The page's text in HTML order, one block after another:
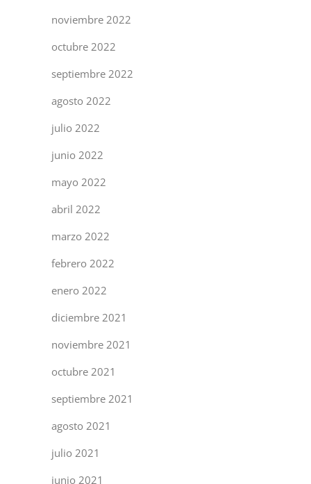
noviembre 2022
octubre 2022
septiembre 2022
agosto 2022
julio 2022
junio 2022
mayo 2022
abril 2022
marzo 2022
febrero 2022
enero 2022
diciembre 2021
noviembre 2021
octubre 2021
septiembre 2021
agosto 2021
julio 2021
junio 2021